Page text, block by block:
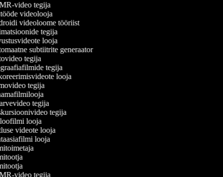
video tegija
videolooja
videoloome tööriist
tegija
looja
subtiitrite generaator
tegija
tegija
looja
tegija
tegija
tegija
looja
videote looja
looja
video tegija